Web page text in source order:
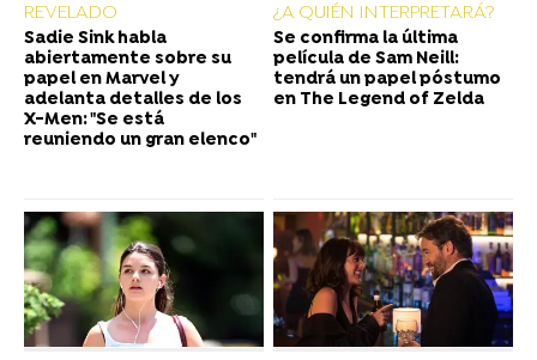
REVELADO
Sadie Sink habla
abiertamente sobre su
papel en Marvel y
adelanta detalles de los
X-Men: "Se está
reuniendo un gran elenco"
¿A QUIÉN INTERPRETARÁ?
Se confirma la última
película de Sam Neill:
tendrá un papel póstumo
en The Legend of Zelda